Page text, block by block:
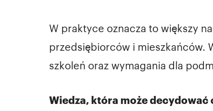
W praktyce oznacza to większy
przedsiębiorców i mieszkańców.
szkoleń oraz wymagania dla
Wiedza, która może decydować